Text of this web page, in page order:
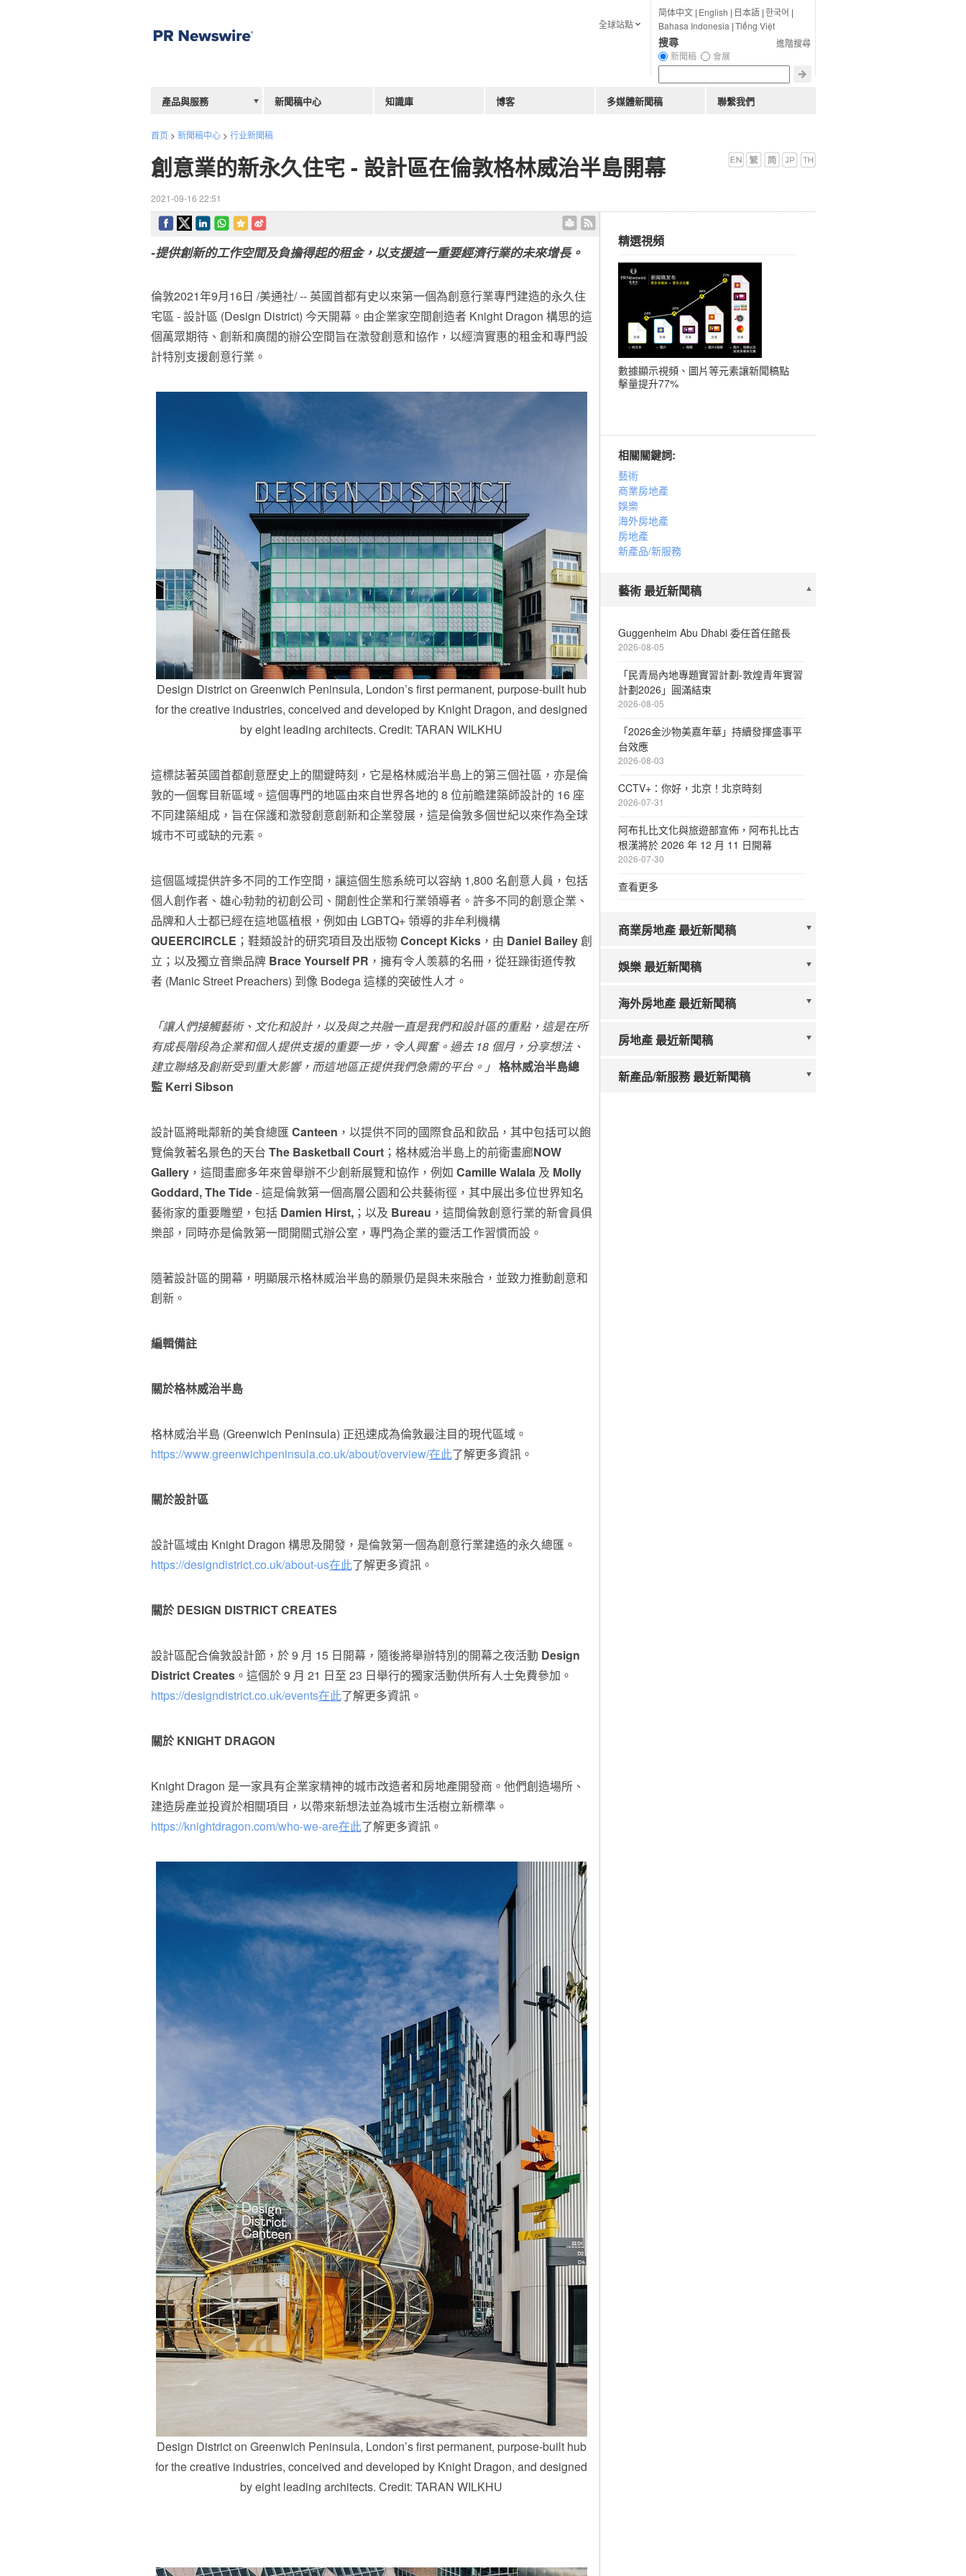
首页> 新聞稿中心> 行业新聞稿
創意業的新永久住宅 - 設計區在倫敦格林威治半島開幕
2021-09-16 22:51
-提供創新的工作空間及負擔得起的租金，以支援這一重要經濟行業的未來增長。
倫敦2021年9月16日 /美通社/ -- 英國首都有史以來第一個為創意行業專門建造的永久住
宅區 - 設計區 (Design District) 今天開幕。由企業家空間創造者 Knight Dragon 構思的這
個萬眾期待、創新和廣闊的辦公空間旨在激發創意和協作，以經濟實惠的租金和專門設
計特別支援創意行業。
Design District on Greenwich Peninsula, London’s first permanent, purpose-built hub
for the creative industries, conceived and developed by Knight Dragon, and designed
by eight leading architects. Credit: TARAN WILKHU
這標誌著英國首都創意歷史上的關鍵時刻，它是格林威治半島上的第三個社區，亦是倫
敦的一個奪目新區域。這個專門的地區由來自世界各地的 8 位前瞻建築師設計的 16 座
不同建築組成，旨在保護和激發創意創新和企業發展，這是倫敦多個世紀以來作為全球
城市不可或缺的元素。
這個區域提供許多不同的工作空間，讓這個生態系統可以容納 1,800 名創意人員，包括
個人創作者、雄心勃勃的初創公司、開創性企業和行業領導者。許多不同的創意企業、
品牌和人士都已經在這地區植根，例如由 LGBTQ+ 領導的非牟利機構
QUEERCIRCLE ；鞋類設計的研究項目及出版物Concept Kicks，由 Daniel Bailey創
立；以及獨立音樂品牌 Brace Yourself PR ，擁有令人羡慕的名冊，從狂躁街道传教
者 (Manic Street Preachers) 到像 Bodega 這樣的突破性人才。
「讓人們接觸藝術、文化和設計，以及與之共融一直是我們和設計區的重點，這是在所
有成長階段為企業和個人提供支援的重要一步，令人興奮。過去18 個月，分享想法、
建立聯絡及創新受到重大影響，而這地區正提供我們急需的平台。」 格林威治半島總
監Kerri Sibson
設計區將毗鄰新的美食總匯 Canteen ，以提供不同的國際食品和飲品，其中包括可以飽
覽倫敦著名景色的天台 The Basketball Court；格林威治半島上的前衛畫廊NOW
Gallery，這間畫廊多年來曾舉辦不少創新展覽和協作，例如 Camille Walala及 Molly
Goddard, The Tide- 這是倫敦第一個高層公園和公共藝術徑，其中展出多位世界知名
藝術家的重要雕塑，包括 Damien Hirst,；以及 Bureau ，這間倫敦創意行業的新會員俱
樂部，同時亦是倫敦第一間開關式辦公室，專門為企業的靈活工作習慣而設。
隨著設計區的開幕，明顯展示格林威治半島的願景仍是與未來融合，並致力推動創意和
創新。
編輯備註
關於格林威治半島
格林威治半島 (Greenwich Peninsula) 正迅速成為倫敦最注目的現代區域。
https://www.greenwichpeninsula.co.uk/about/overview/在此了解更多資訊。
關於設計區
設計區域由 Knight Dragon 構思及開發，是倫敦第一個為創意行業建造的永久總匯。
https://designdistrict.co.uk/about-us在此了解更多資訊。
關於DESIGN DISTRICT CREATES
設計區配合倫敦設計節，於 9 月 15 日開幕，隨後將舉辦特別的開幕之夜活動 Design
District Creates。這個於 9 月 21 日至 23 日舉行的獨家活動供所有人士免費參加。
https://designdistrict.co.uk/events在此了解更多資訊。
關於KNIGHT DRAGON
Knight Dragon 是一家具有企業家精神的城市改造者和房地產開發商。他們創造場所、
建造房產並投資於相關項目，以帶來新想法並為城市生活樹立新標準。
https://knightdragon.com/who-we-are在此了解更多資訊。
Design District on Greenwich Peninsula, London’s first permanent, purpose-built hub
for the creative industries, conceived and developed by Knight Dragon, and designed
by eight leading architects. Credit: TARAN WILKHU
精選視頻
數據顯示視頻、圖片等元素讓新聞稿點
擊量提升77%
相關關鍵詞:
藝術
商業房地產
娛樂
海外房地產
房地產
新產品/新服務
藝術 最近新聞稿
Guggenheim Abu Dhabi 委任首任館長
2026-08-05
「民青局內地專題實習計劃-敦煌青年實習
計劃2026」圓滿結束
2026-08-05
「2026金沙物美嘉年華」持續發揮盛事平
台效應
2026-08-03
CCTV+：你好，北京！北京時刻
2026-07-31
阿布扎比文化與旅遊部宣佈，阿布扎比古
根漢將於 2026 年 12 月 11 日開幕
2026-07-30
查看更多
商業房地產 最近新聞稿
娛樂 最近新聞稿
海外房地產 最近新聞稿
房地產 最近新聞稿
新產品/新服務 最近新聞稿
简体中文| English | 日本語|한국어 |
Bahasa Indonesia |Tiếng Việt
進階搜尋
搜尋
新聞稿 會展
全球站點
產品與服務 新聞稿中心 知識庫 博客 多媒體新聞稿 聯繫我們